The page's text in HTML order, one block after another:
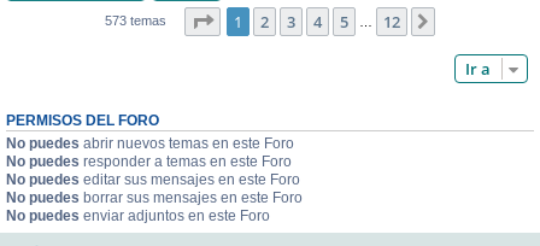
573 temas Página de 12
1 2 3 4 5 … 12
Ir a
PERMISOS DEL FORO
No puedes abrir nuevos temas en este Foro
No puedes responder a temas en este Foro
No puedes editar sus mensajes en este Foro
No puedes borrar sus mensajes en este Foro
No puedes enviar adjuntos en este Foro